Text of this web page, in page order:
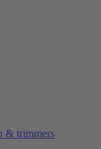
& trimmers